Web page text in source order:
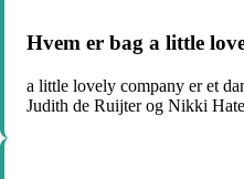
Hvem er bag a little
a little lovely company er et
Judith de Ruijter og Nikki